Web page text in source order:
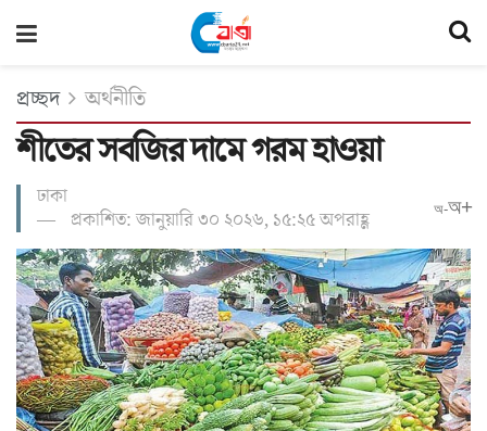
প্রচ্ছদ অর্থনীতি
শীতের সবজির দামে গরম হাওয়া
ঢাকা
প্রকাশিত: জানুয়ারি ৩০ ২০২৬, ১৫:২৫ অপরাহ্ণ
অ-অ+